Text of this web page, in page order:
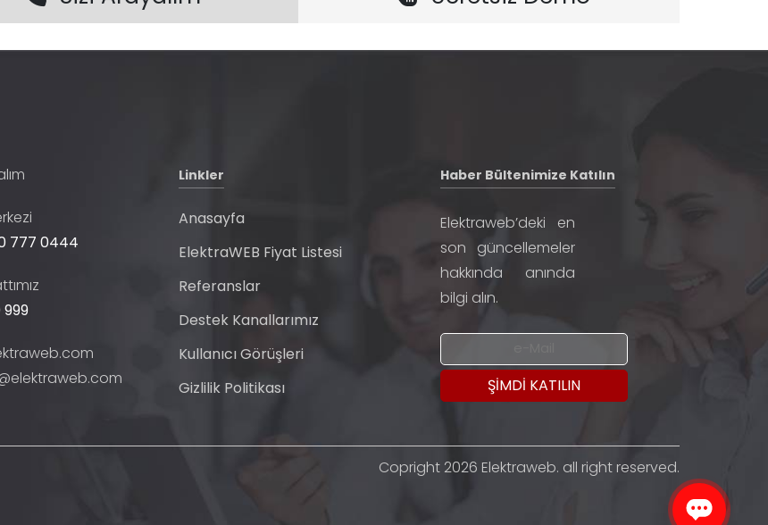
777 0444
999
Linkler
Anasayfa
ElektraWEB Fiyat Listesi
Referanslar
Destek Kanallarımız
Kullanıcı Görüşleri
Gizlilik Politikası
Haber Bültenimize Katılın
Elektraweb’deki en
son güncellemeler
hakkında anında
bilgi alın.
Copright 2026 Elektraweb. all right reserved.